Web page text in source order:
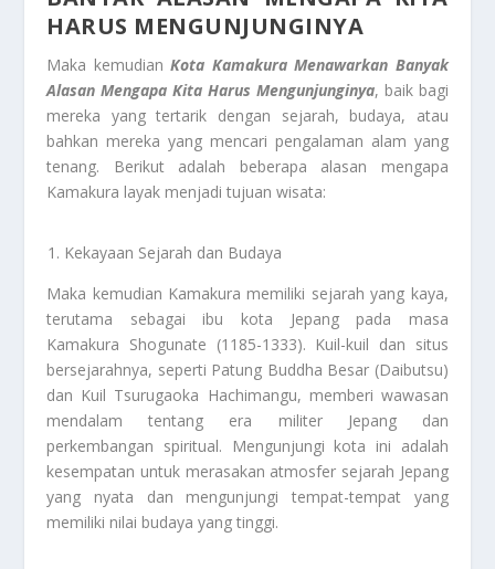
HARUS MENGUNJUNGINYA
Maka kemudian Kota Kamakura Menawarkan Banyak
Alasan Mengapa Kita Harus Mengunjunginya, baik bagi
mereka yang tertarik dengan sejarah, budaya, atau
bahkan mereka yang mencari pengalaman alam yang
tenang. Berikut adalah beberapa alasan mengapa
Kamakura layak menjadi tujuan wisata:
Kekayaan Sejarah dan Budaya
Maka kemudian Kamakura memiliki sejarah yang kaya,
terutama sebagai ibu kota Jepang pada masa
Kamakura Shogunate (1185-1333). Kuil-kuil dan situs
bersejarahnya, seperti Patung Buddha Besar (Daibutsu)
dan Kuil Tsurugaoka Hachimangu, memberi wawasan
mendalam tentang era militer Jepang dan
perkembangan spiritual. Mengunjungi kota ini adalah
kesempatan untuk merasakan atmosfer sejarah Jepang
yang nyata dan mengunjungi tempat-tempat yang
memiliki nilai budaya yang tinggi.